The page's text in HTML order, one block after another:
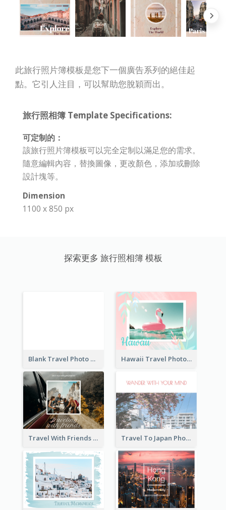
此旅行照片簿模板是您下一個廣告系列的絕佳起
點。它引人注目，可以幫助您脫穎而出。
旅行照相簿 Template Specifications:
可定制的：
該旅行照片簿模板可以完全定制以滿足您的需求。
隨意編輯內容，替換圖像，更改顏色，添加或刪除
設計塊等。
Dimension
1100 x 850 px
探索更多 旅行照相簿 模板
Blank Travel Photo Book Hawaii Travel Photo Book
Travel With Friends Photo Book Travel To Japan Photo Book